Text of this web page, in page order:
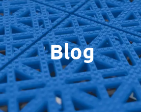
Blog